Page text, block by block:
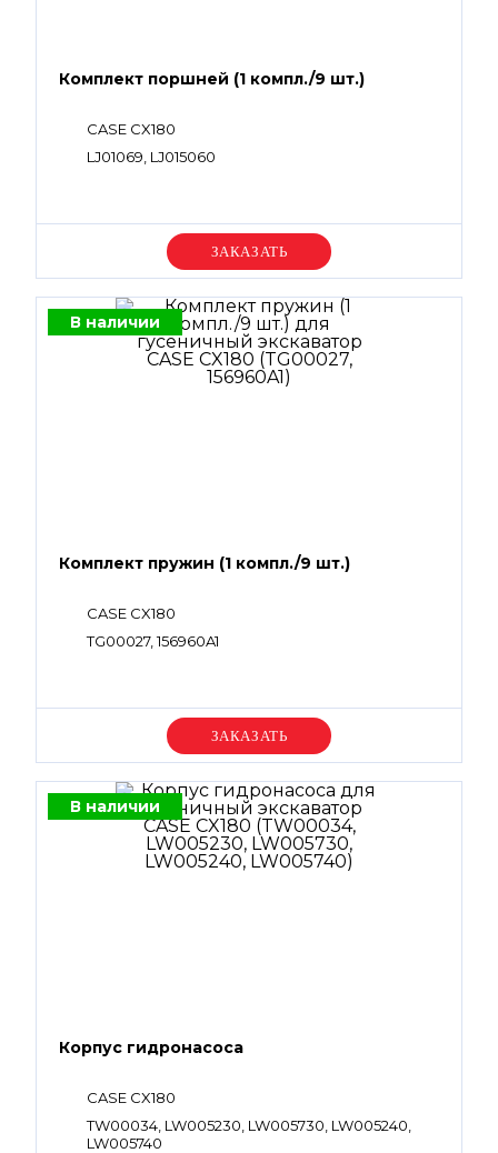
Комплект поршней (1 компл./9 шт.)
CASE CX180
LJ01069, LJ015060
Уточняйте цену
В наличии
Комплект пружин (1 компл./9 шт.)
CASE CX180
TG00027, 156960A1
Уточняйте цену
В наличии
Корпус гидронасоса
CASE CX180
TW00034, LW005230, LW005730, LW005240,
LW005740